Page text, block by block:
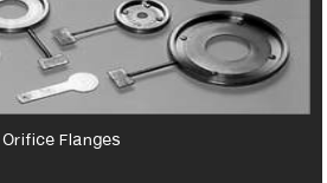
Orifice Flanges